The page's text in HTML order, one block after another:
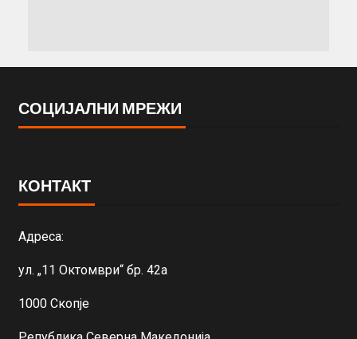
СОЦИЈАЛНИ МРЕЖИ
КОНТАКТ
Адреса:
ул. „11 Октомври“ бр. 42а
1000 Скопје